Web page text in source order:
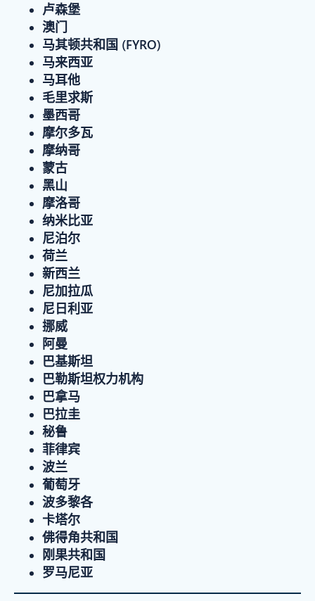
卢森堡
澳门
马其顿共和国 (FYRO)
马来西亚
马耳他
毛里求斯
墨西哥
摩尔多瓦
摩纳哥
蒙古
黑山
摩洛哥
纳米比亚
尼泊尔
荷兰
新西兰
尼加拉瓜
尼日利亚
挪威
阿曼
巴基斯坦
巴勒斯坦权力机构
巴拿马
巴拉圭
秘鲁
菲律宾
波兰
葡萄牙
波多黎各
卡塔尔
佛得角共和国
刚果共和国
罗马尼亚